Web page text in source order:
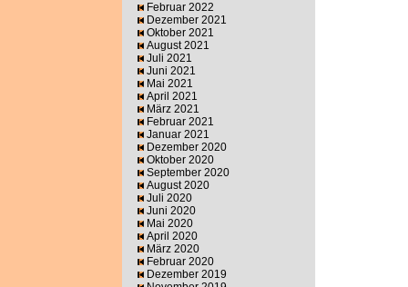
Februar 2022
Dezember 2021
Oktober 2021
August 2021
Juli 2021
Juni 2021
Mai 2021
April 2021
März 2021
Februar 2021
Januar 2021
Dezember 2020
Oktober 2020
September 2020
August 2020
Juli 2020
Juni 2020
Mai 2020
April 2020
März 2020
Februar 2020
Dezember 2019